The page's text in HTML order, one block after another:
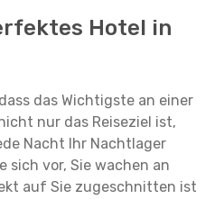
Hotel in
das Wichtigste an einer
nur das Reiseziel ist,
Nacht Ihr Nachtlager
sich vor, Sie wachen an
auf Sie zugeschnitten ist